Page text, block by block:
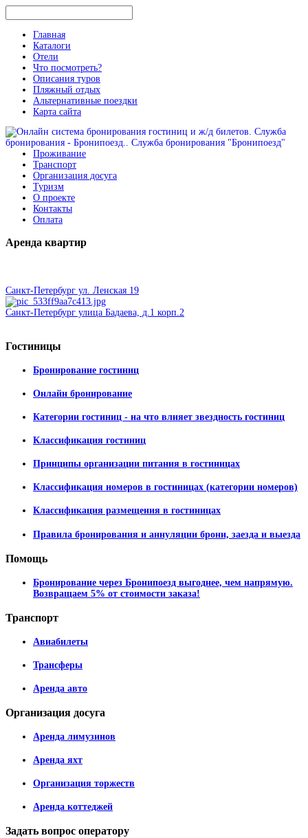
Главная
Каталоги
Отели
Что посмотреть?
Описания туров
Пляжный отдых
Альтернативные поездки
Карта сайта
Проживание
Транспорт
Организация досуга
Туризм
О проекте
Контакты
Оплата
Аренда квартир
Санкт-Петербург ул. Ленская 19
Санкт-Петербург улица Бадаева, д.1 корп.2
Гостиницы
Бронирование гостиниц
Онлайн бронирование
Категории гостиниц - на что влияет звездность гостиниц
Классификация гостиниц
Принципы организации питания в гостиницах
Классификация номеров в гостиницах (категории номеров)
Классификация размещения в гостиницах
Правила бронирования и аннуляции брони, заезда и выезда
Помощь
Бронирование через Бронипоезд выгоднее, чем напрямую.
Возвращаем 5% от стоимости заказа!
Транспорт
Авиабилеты
Трансферы
Аренда авто
Организация досуга
Аренда лимузинов
Аренда яхт
Организация торжеств
Аренда коттеджей
Задать вопрос оператору